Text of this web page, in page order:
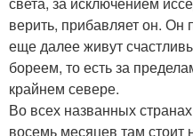
верить, прибавляет он. Он
еще далее живут
бореем, то есть за
крайнем севере.
Во всех названных
восемь месяцев там